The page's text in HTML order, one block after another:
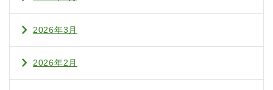
2026年3月
2026年2月